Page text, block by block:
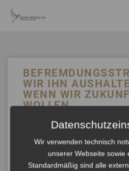
INHALT
WIR IHN
WENN WIR
WOLLEN
Unsere Gesellschaft steckt in
haben auf der einen Seite die
Geisteswissenschaftler,
Experten –, die darauf trainiert
Wir verwenden technisch
unserer Webseite sowie
Standardmäßig sind alle